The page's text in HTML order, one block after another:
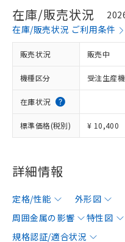
在庫/販売状況
在庫/販売状況 ご利用条件
販売状況 販売中
機種区分 受注生産
在庫状況
標準価格(税別) ¥ 10,400
詳細情報
定格/性能 外形図
周囲金属の影響
特性図
規格認証/適合状況